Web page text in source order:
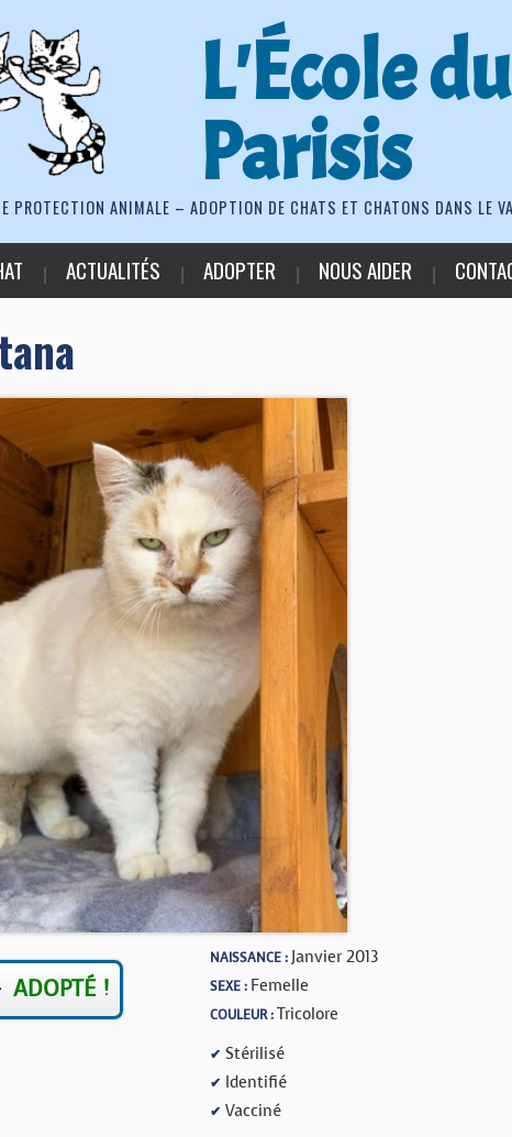
L'École
Parisis
PROTECTION ANIMALE – ADOPTION DE CHATS ET CHATONS DANS LE
ACTUALITÉS ADOPTER NOUS AIDER
ADOPTÉ !
NAISSANCE : Janvier 2013
SEXE : Femelle
COULEUR :Tricolore
✔ Stérilisé
✔ Identifié
✔ Vacciné